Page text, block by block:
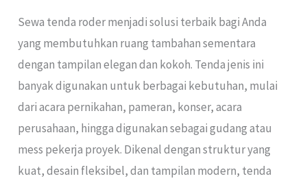
Sewa tenda roder menjadi solusi terbaik bagi Anda
yang membutuhkan ruang tambahan sementara
dengan tampilan elegan dan kokoh. Tenda jenis ini
banyak digunakan untuk berbagai kebutuhan, mulai
dari acara pernikahan, pameran, konser, acara
perusahaan, hingga digunakan sebagai gudang atau
mess pekerja proyek. Dikenal dengan struktur yang
kuat, desain fleksibel, dan tampilan modern, tenda